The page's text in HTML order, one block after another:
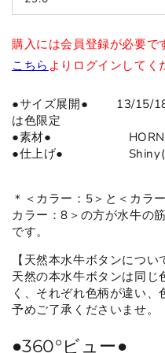
購入には会員登録が必要で
こちら よりログインしてく
●サイズ展開● 13/15/
は色限定
●素材●
●仕上げ● Shiny(ツ
＊＜カラー：5＞と＜カラ
カラー：8＞の方が水牛の
です。
【天然本水牛ボタンについ
天然の本水牛ボタンは同じ
く、それぞれ色柄が違い
予めご了承くださいませ。
●360°ビュー●